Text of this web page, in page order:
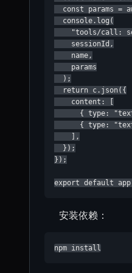
const params =
  console.log(
"tools/call:
    sessionId,
    name,
    params
  );
  return c.json({
    content: [
{ type:
{ type:
    ],
  });
});
export default
安装依赖：
npm install